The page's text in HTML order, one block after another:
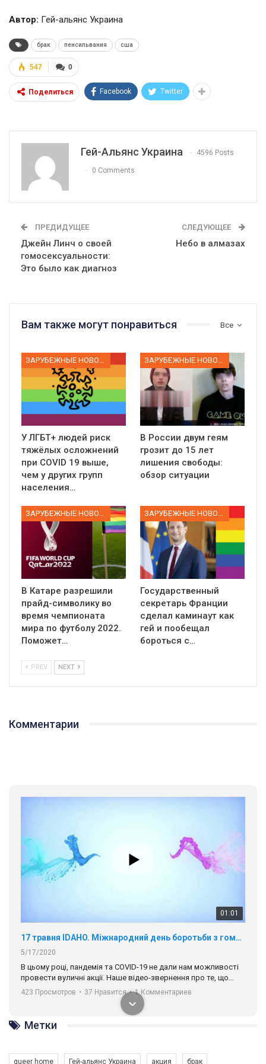
Автор: Гей-альянс Украина
брак пенсильвания сша
0
547
Поделиться Facebook Twitter
Гей-Альянс Украина 4596 Posts
0 Comments
ПРЕДИДУЩЕЕ
Джейн Линч о своей
гомосексуальности:
Это было как диагноз
СЛЕДУЮЩЕЕ
Небо в алмазах
Все
Вам также могут понравиться
У ЛГБТ+ людей риск
тяжёлых осложнений
при COVID 19 выше,
чем у других групп
населения…
В России двум геям
грозит до 15 лет
лишения свободы:
обзор ситуации
В Катаре разрешили
прайд-символику во
время чемпионата
мира по футболу 2022.
Поможет…
Государственный
секретарь Франции
сделал каминаут как
гей и пообещал
бороться с…
PREV NEXT
Комментарии
01:01
17 травня IDAHO. Міжнародний день боротьби з гомофобією трансфобією і біфобія.
провести вуличні акції. Наше відео-звернення про те, що
навіть коли ми у різних містах та не можемо зустрінеться, ми
разом. Ми закликаємо всіх хто поділяє цінності рівності та
солідарності, приєднатися до нас. Регіональні підрозділи
ГАУ є в 16 областях України.
Разом наш голос лунає гучніше!
Метки
queer home Гей-альянс Украина акция брак